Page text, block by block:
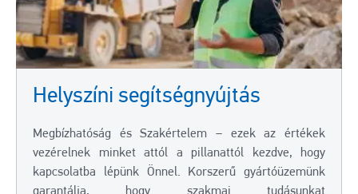
Helyszíni segítségnyújtás
Megbízhatóság és Szakértelem – ezek az értékek
vezérelnek minket attól a pillanattól kezdve, hogy
kapcsolatba lépünk Önnel. Korszerű gyártóüzemünk